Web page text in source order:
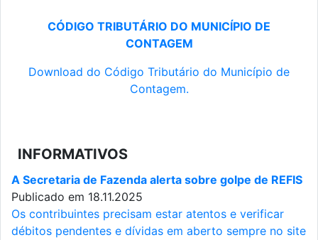
CÓDIGO TRIBUTÁRIO DO MUNICÍPIO DE
CONTAGEM
Download do Código Tributário do Município de
Contagem.
INFORMATIVOS
A Secretaria de Fazenda alerta sobre golpe de REFIS
Publicado em 18.11.2025
Os contribuintes precisam estar atentos e verificar
débitos pendentes e dívidas em aberto sempre no site